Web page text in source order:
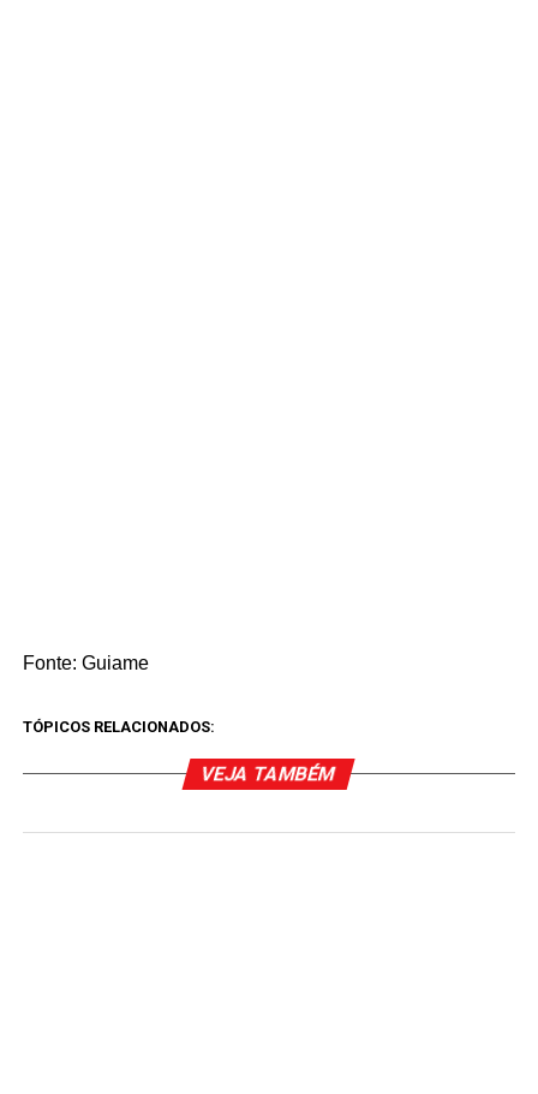
Fonte: Guiame
TÓPICOS RELACIONADOS:
VEJA TAMBÉM